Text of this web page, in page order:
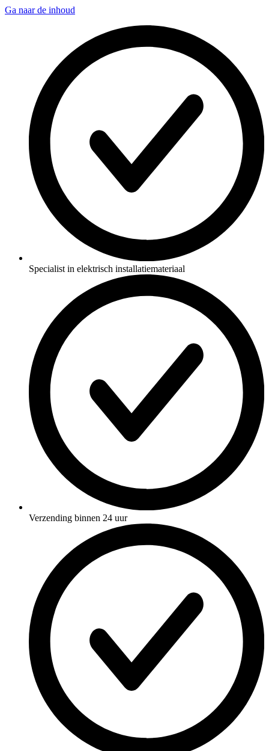
Ga naar de inhoud
Specialist in elektrisch installatiemateriaal
Verzending binnen 24 uur